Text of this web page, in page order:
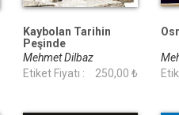
Kaybolan Tarihin
Peşinde
Mehmet Dilbaz
Etiket Fiyatı :
250,00 ₺